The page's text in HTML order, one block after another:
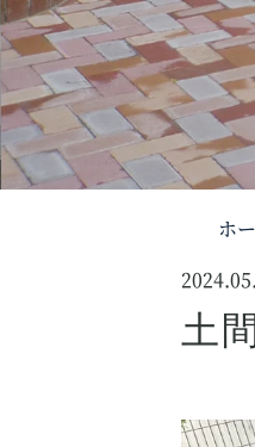
ホ
土